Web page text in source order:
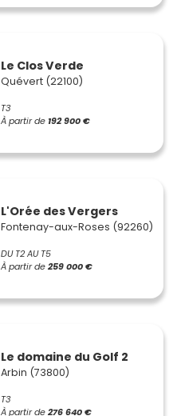
Le Clos Verde
Quévert (22100)
T3
À partir de 192 900 €
L'Orée des Vergers
Fontenay-aux-Roses (92260)
DU T2 AU T5
À partir de259 000 €
Le domaine du Golf 2
Arbin (73800)
T3
À partir de276 640 €